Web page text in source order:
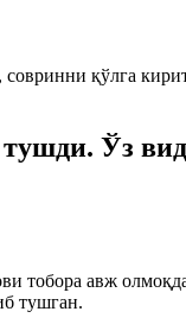
Ўз
тобора авж
тушган.